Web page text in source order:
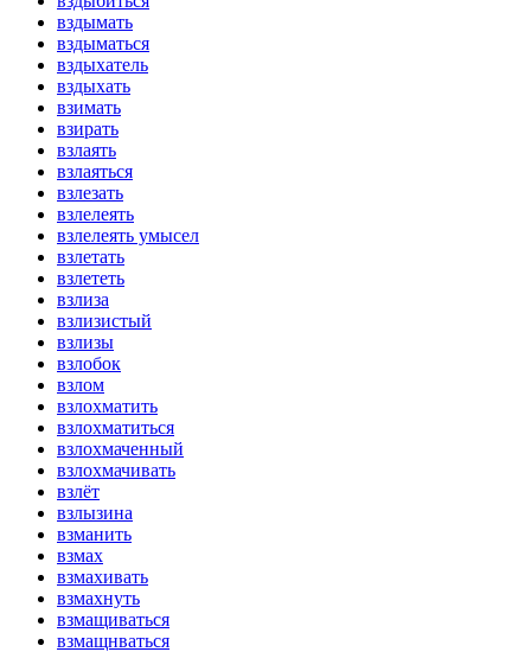
вздымать
вздыматься
вздыхатель
вздыхать
взимать
взирать
взлаять
взлаяться
взлезать
взлелеять
взлелеять умысел
взлетать
взлететь
взлиза
взлизистый
взлизы
взлобок
взлом
взлохматить
взлохматиться
взлохмаченный
взлохмачивать
взлёт
взлызина
взманить
взмах
взмахивать
взмахнуть
взмащиваться
взмащнваться